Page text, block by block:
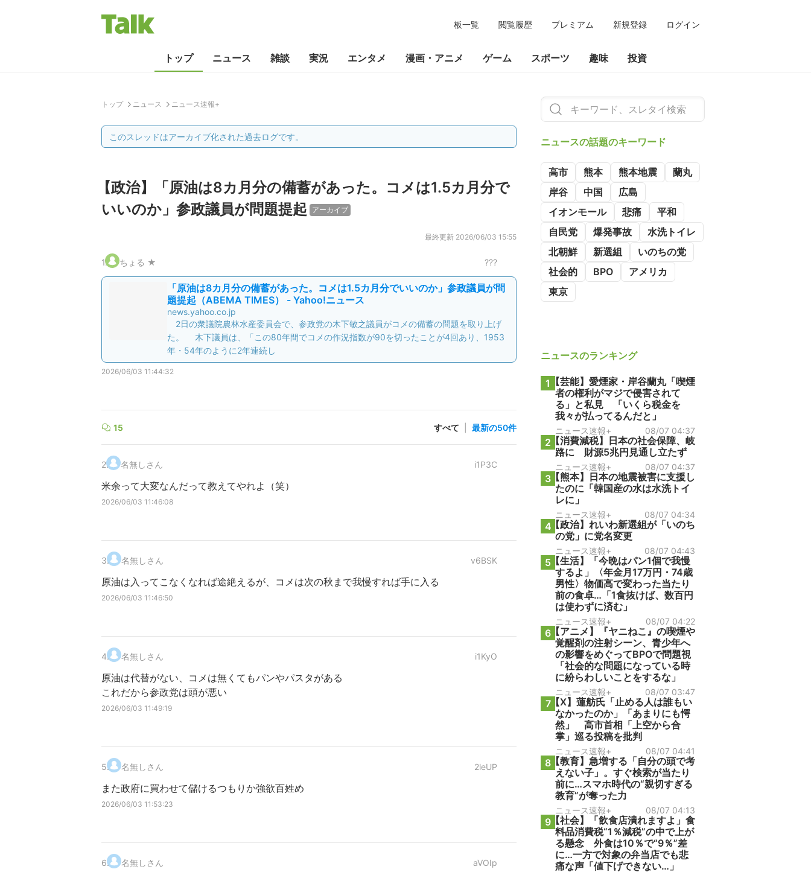
板一覧 閲覧履歴 プレミアム 新規登録 ログイン
トップ ニュース 雑談 実況 エンタメ 漫画・アニメ ゲーム スポーツ 趣味 投資
トップ ニュース ニュース速報+
このスレッドはアーカイブ化された過去ログです。
【政治】「原油は8カ月分の備蓄があった。コメは1.5カ月分で
いいのか」参政議員が問題提起
アーカイブ
最終更新 2026/06/03 15:55
1. ちょる ★ ???
「原油は8カ月分の備蓄があった。コメは1.5カ月分でいいのか」参政議員が問
題提起（ABEMA TIMES） - Yahoo!ニュース
news.yahoo.co.jp
2日の衆議院農林水産委員会で、参政党の木下敏之議員がコメの備蓄の問題を取り上げ
た。 木下議員は、「この80年間でコメの作況指数が90を切ったことが4回あり、1953
年・54年のように2年連続し
2026/06/03 11:44:32
15 すべて 最新の50件
2. 名無しさん i1P3C
米余って大変なんだって教えてやれよ（笑）
2026/06/03 11:46:08
3. 名無しさん v6BSK
原油は入ってこなくなれば途絶えるが、コメは次の秋まで我慢すれば手に入る
2026/06/03 11:46:50
4. 名無しさん i1KyO
原油は代替がない、コメは無くてもパンやパスタがある
これだから参政党は頭が悪い
2026/06/03 11:49:19
5. 名無しさん 2leUP
また政府に買わせて儲けるつもりか強欲百姓め
2026/06/03 11:53:23
6. 名無しさん aVOIp
ニュースの話題のキーワード
高市 熊本 熊本地震
蘭丸
岸谷
中国
広島
イオンモール
悲痛
平和
自民党
爆発事故
水洗トイレ
北朝鮮
新選組
いのちの党
社会的
BPO
アメリカ
東京
ニュースのランキング
1 【芸能】愛煙家・岸谷蘭丸「喫煙
者の権利がマジで侵害されて
る」と私見 「いくら税金を
我々が払ってるんだと」
ニュース速報+ 08/07 04:37
2 【消費減税】日本の社会保障、岐
路に 財源5兆円見通し立たず
ニュース速報+ 08/07 04:37
3【熊本】日本の地震被害に支援し
たのに「韓国産の水は水洗トイ
レに」
ニュース速報+ 08/07 04:34
4【政治】れいわ新選組が「いのち
の党」に党名変更
ニュース速報+ 08/07 04:43
5【生活】「今晩はパン1個で我慢
するよ」〈年金月17万円・74歳
男性〉物価高で変わった当たり
前の食卓…「1食抜けば、数百円
は使わずに済む」
ニュース速報+ 08/07 04:22
6【アニメ】『ヤニねこ』の喫煙や
覚醒剤の注射シーン、青少年へ
の影響をめぐってBPOで問題視
「社会的な問題になっている時
に紛らわしいことをするな」
ニュース速報+ 08/07 03:47
7【X】蓮舫氏「止める人は誰もい
なかったのか」「あまりにも愕
然」 高市首相「上空から合
掌」巡る投稿を批判
ニュース速報+ 08/07 04:41
8【教育】急増する「自分の頭で考
えない子」。すぐ検索が当たり
前に…スマホ時代の“親切すぎる
教育”が奪った力
ニュース速報+ 08/07 04:13
9【社会】「飲食店潰れますよ」食
料品消費税“1％減税”の中で上が
る懸念 外食は10％で“9％”差
に…一方で対象の弁当店でも悲
痛な声「値下げできない…」